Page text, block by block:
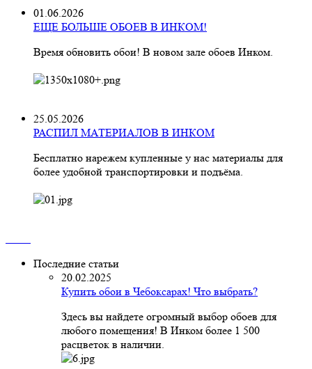
01.06.2026
ЕЩЕ БОЛЬШЕ ОБОЕВ В ИНКОМ!
Время обновить обои! В новом зале обоев Инком.
25.05.2026
РАСПИЛ МАТЕРИАЛОВ В ИНКОМ
Бесплатно нарежем купленные у нас материалы для
более удобной транспортировки и подъёма.
Последние статьи
20.02.2025
Купить обои в Чебоксарах! Что выбрать?
Здесь вы найдете огромный выбор обоев для
любого помещения! В Инком более 1 500
расцветок в наличии.